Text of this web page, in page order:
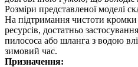
Розміри представленої моделі
На підтримання чистоти
ресурсів, достатньо
пилососа або шланга з водою
зимовий час.
Призначення: